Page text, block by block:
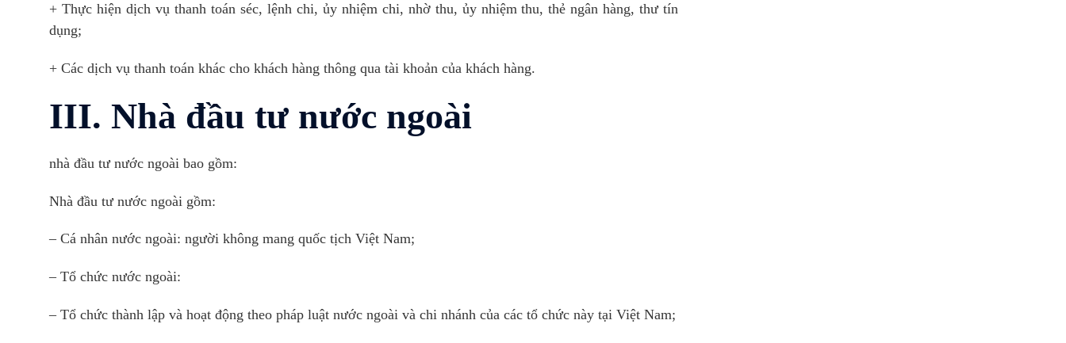
+ Thực hiện dịch vụ thanh toán séc, lệnh chi, ủy nhiệm chi, nhờ thu, ủy nhiệm thu, thẻ ngân hàng, thư tín
dụng;
+ Các dịch vụ thanh toán khác cho khách hàng thông qua tài khoản của khách hàng.
III. Nhà đầu tư nước ngoài
nhà đầu tư nước ngoài bao gồm:
Nhà đầu tư nước ngoài gồm:
– Cá nhân nước ngoài: người không mang quốc tịch Việt Nam;
– Tổ chức nước ngoài:
– Tổ chức thành lập và hoạt động theo pháp luật nước ngoài và chi nhánh của các tổ chức này tại Việt Nam;